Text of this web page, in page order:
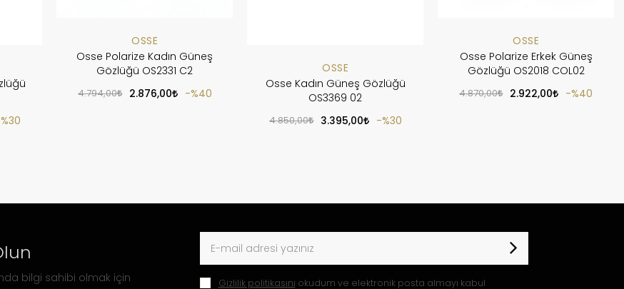
%30
OSSE
Osse Polarize Kadın Güneş
Gözlüğü OS2331 C2
4.794,00 2.876,00 %40
OSSE
Osse Kadın Güneş Gözlüğü
OS3369 02
4.850,00 3.395,00 %30
OSSE
Osse Polarize Erkek Güneş
Gözlüğü OS2018 COL02
4.870,00 2.922,00 %40
bilgi sahibi olmak için
Gizlilik politikasını okudum ve elektronik posta almayı kabul